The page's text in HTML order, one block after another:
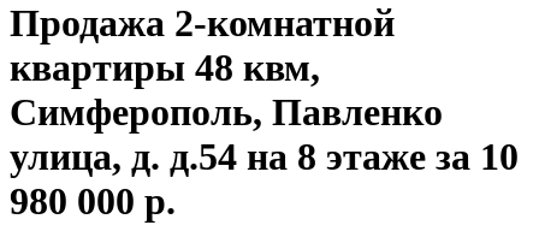
Продажа 2-комнатной
квартиры 48 квм,
Симферополь, Павленко
улица, д. д.54 на 8 этаже за 10
980 000 р.